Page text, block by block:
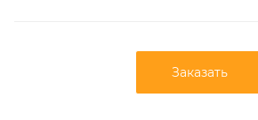
Заказать